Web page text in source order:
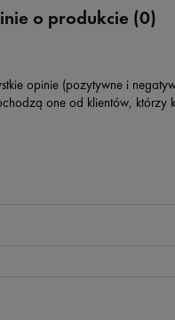
o produkcie (0)
opinie (pozytywne i
one od klientów, którzy